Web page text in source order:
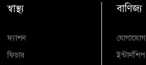
স্বাস্থ্য
ফ্যাশন
ফিচার
বাণিজ্য
যোগাযোগ
ইন্টার্নশিপ